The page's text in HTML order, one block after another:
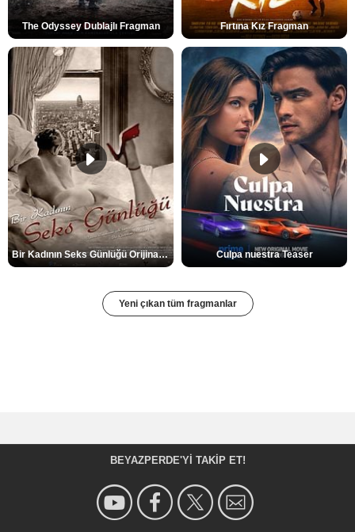
The Odyssey Dublajlı Fragman Fırtına Kız Fragman
Bir Kadının Seks Günlüğü Orijinal Fragman Culpa nuestra Teaser
Yeni çıkan tüm fragmanlar
BEYAZPERDE'YI TAKIP ET!